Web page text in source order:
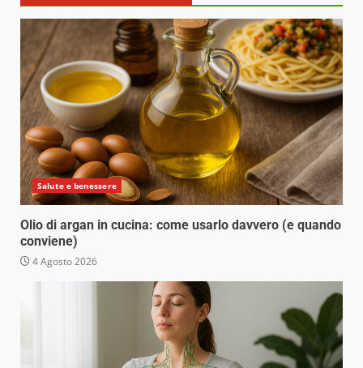
Salute e benessere
Olio di argan in cucina: come usarlo davvero (e quando
conviene)
4 Agosto 2026